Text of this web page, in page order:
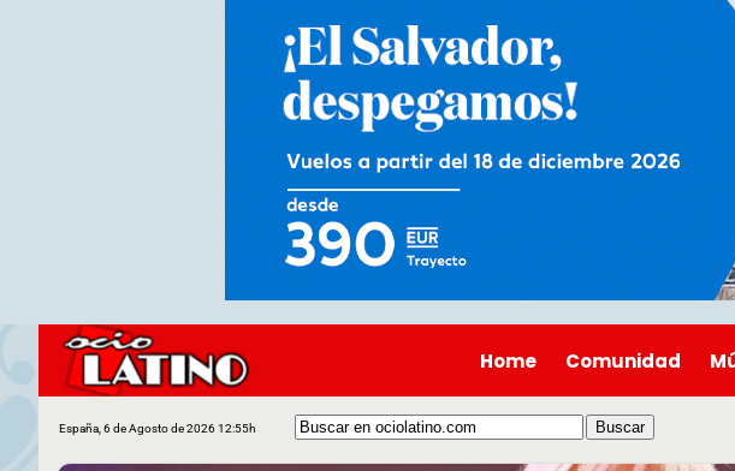
Home Comunidad
España, 6 de Agosto de 2026 12:55h